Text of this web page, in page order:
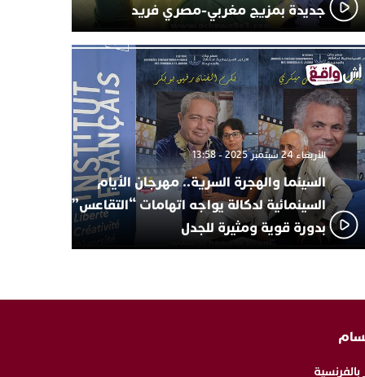
جديدة بمزيج مغربي-مصري فريد
الأربعاء 24 سبتمبر 2025 - 13:58
السينما والهجرة السرية.. مهرجان الأيام
السينمائية لدكالة يواجه اتهامات “التقاعس”
بدورة قوية ومثيرة للجدل
بالفرنسية